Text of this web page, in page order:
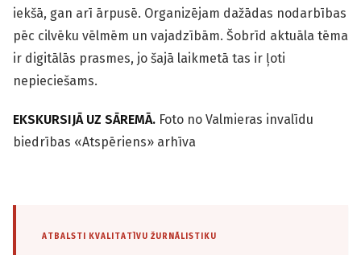
iekšā, gan arī ārpusē. Organizējam dažādas nodarbības
pēc cilvēku vēlmēm un vajadzībām. Šobrīd aktuāla tēma
ir digitālās prasmes, jo šajā laikmetā tas ir ļoti
nepieciešams.
EKSKURSIJĀ UZ SĀREMĀ. Foto no Valmieras invalīdu
biedrības «Atspēriens» arhīva
ATBALSTI KVALITATĪVU ŽURNĀLISTIKU